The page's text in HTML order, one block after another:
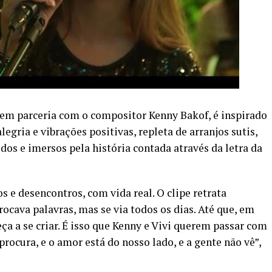
parceria com o compositor Kenny Bakof, é inspirado
e vibrações positivas, repleta de arranjos sutis,
e imersos pela história contada através da letra da
e desencontros, com vida real. O clipe retrata
palavras, mas se via todos os dias. Até que, em
a se criar. É isso que Kenny e Vivi querem passar com
e o amor está do nosso lado, e a gente não vê”,